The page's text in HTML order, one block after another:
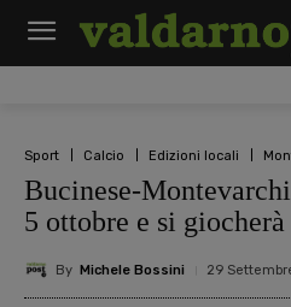
Sport Calcio Edizioni locali
Bucinese-
5 ottobre e si giocherà
By Michele Bossini 29